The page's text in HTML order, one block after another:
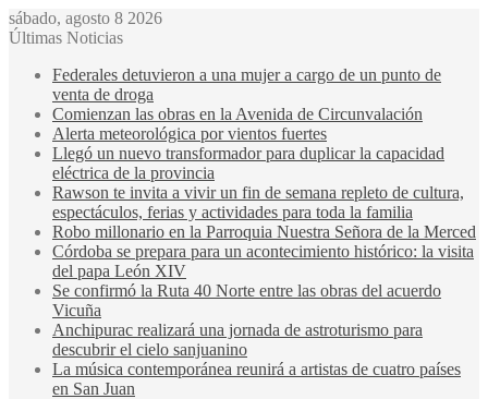
sábado, agosto 8 2026
Últimas Noticias
Federales detuvieron a una mujer a cargo de un punto de
venta de droga
Comienzan las obras en la Avenida de Circunvalación
Alerta meteorológica por vientos fuertes
Llegó un nuevo transformador para duplicar la capacidad
eléctrica de la provincia
Rawson te invita a vivir un fin de semana repleto de cultura,
espectáculos, ferias y actividades para toda la familia
Robo millonario en la Parroquia Nuestra Señora de la Merced
Córdoba se prepara para un acontecimiento histórico: la visita
del papa León XIV
Se confirmó la Ruta 40 Norte entre las obras del acuerdo
Vicuña
Anchipurac realizará una jornada de astroturismo para
descubrir el cielo sanjuanino
La música contemporánea reunirá a artistas de cuatro países
en San Juan